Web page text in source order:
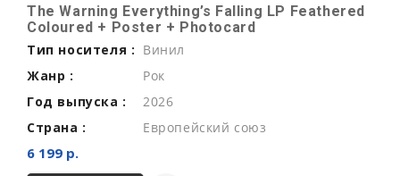
The Warning Everything’s Falling LP Feathered
Coloured + Poster + Photocard
Тип носителя : Винил
Жанр :
Рок
Год выпуска :
2026
Страна :
Европейский союз
6 199 р.